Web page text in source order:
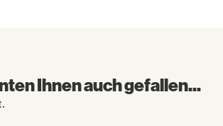
Ihnen auch gefallen...